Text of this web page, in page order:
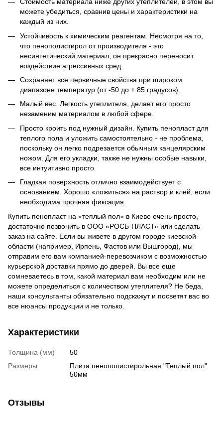
можете убедиться, сравнив цены и характеристики на
каждый из них.
Устойчивость к химическим реагентам. Несмотря на то,
что пенополистирол от производителя - это
несинтетический материал, он прекрасно переносит
воздействие агрессивных сред.
Сохраняет все первичные свойства при широком
диапазоне температур (от -50 до + 85 градусов).
Малый вес. Легкость утеплителя, делает его просто
незаменим материалом в любой сфере.
Просто кроить под нужный дизайн. Купить пенопласт для
теплого пола и уложить самостоятельно - не проблема,
поскольку он легко подрезается обычным канцелярским
ножом. Для его укладки, также не нужны особые навыки,
все интуитивно просто.
Гладкая поверхность отлично взаимодействует с
основанием. Хорошо «ложиться» на раствор и клей, если
необходима прочная фиксация.
Купить пенопласт на «теплый пол» в Киеве очень просто,
достаточно позвонить в ООО «РОСЬ-ПЛАСТ» или сделать
заказ на сайте. Если вы живете в другом городе киевской
области (например, Ирпень, Фастов или Вышгород), мы
отправим его вам компанией-перевозчиком с возможностью
курьерской доставки прямо до дверей. Вы все еще
сомневаетесь в том, какой материал вам необходим или не
можете определиться с количеством утеплителя? Не беда,
наши консультанты обязательно подскажут и посветят вас во
все нюансы продукции и не только.
Характеристики
Толщина (мм)
50
Размеры
Плита пенополистирольная "Теплый пол"
50мм
Отзывы